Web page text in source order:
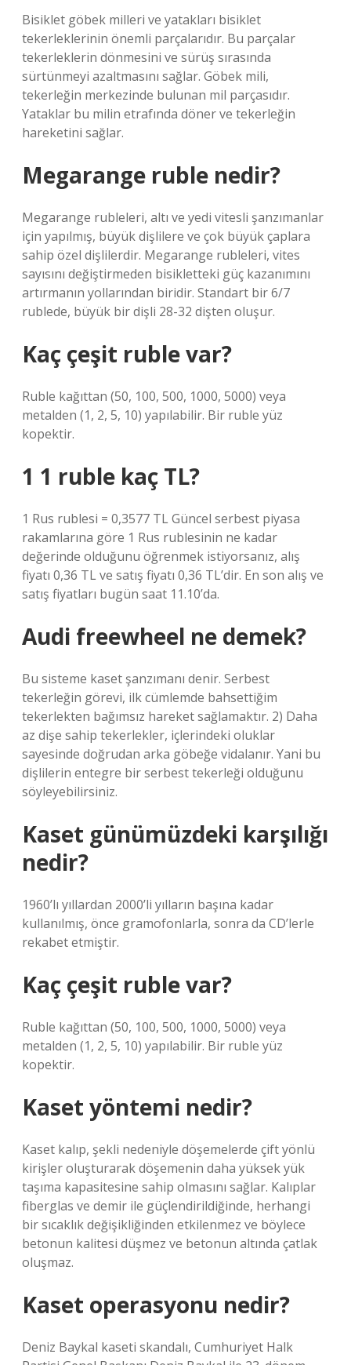
Bisiklet göbek milleri ve yatakları bisiklet
tekerleklerinin önemli parçalarıdır. Bu parçalar
tekerleklerin dönmesini ve sürüş sırasında
sürtünmeyi azaltmasını sağlar. Göbek mili,
tekerleğin merkezinde bulunan mil parçasıdır.
Yataklar bu milin etrafında döner ve tekerleğin
hareketini sağlar.
Megarange ruble nedir?
Megarange rubleleri, altı ve yedi vitesli şanzımanlar
için yapılmış, büyük dişlilere ve çok büyük çaplara
sahip özel dişlilerdir. Megarange rubleleri, vites
sayısını değiştirmeden bisikletteki güç kazanımını
artırmanın yollarından biridir. Standart bir 6/7
rublede, büyük bir dişli 28-32 dişten oluşur.
Kaç çeşit ruble var?
Ruble kağıttan (50, 100, 500, 1000, 5000) veya
metalden (1, 2, 5, 10) yapılabilir. Bir ruble yüz
kopektir.
1 1 ruble kaç TL?
1 Rus rublesi = 0,3577 TL Güncel serbest piyasa
rakamlarına göre 1 Rus rublesinin ne kadar
değerinde olduğunu öğrenmek istiyorsanız, alış
fiyatı 0,36 TL ve satış fiyatı 0,36 TL’dir. En son alış ve
satış fiyatları bugün saat 11.10’da.
Audi freewheel ne demek?
Bu sisteme kaset şanzımanı denir. Serbest
tekerleğin görevi, ilk cümlemde bahsettiğim
tekerlekten bağımsız hareket sağlamaktır. 2) Daha
az dişe sahip tekerlekler, içlerindeki oluklar
sayesinde doğrudan arka göbeğe vidalanır. Yani bu
dişlilerin entegre bir serbest tekerleği olduğunu
söyleyebilirsiniz.
Kaset günümüzdeki karşılığı
nedir?
1960’lı yıllardan 2000’li yılların başına kadar
kullanılmış, önce gramofonlarla, sonra da CD’lerle
rekabet etmiştir.
Kaç çeşit ruble var?
Ruble kağıttan (50, 100, 500, 1000, 5000) veya
metalden (1, 2, 5, 10) yapılabilir. Bir ruble yüz
kopektir.
Kaset yöntemi nedir?
Kaset kalıp, şekli nedeniyle döşemelerde çift yönlü
kirişler oluşturarak döşemenin daha yüksek yük
taşıma kapasitesine sahip olmasını sağlar. Kalıplar
fiberglas ve demir ile güçlendirildiğinde, herhangi
bir sıcaklık değişikliğinden etkilenmez ve böylece
betonun kalitesi düşmez ve betonun altında çatlak
oluşmaz.
Kaset operasyonu nedir?
Deniz Baykal kaseti skandalı, Cumhuriyet Halk